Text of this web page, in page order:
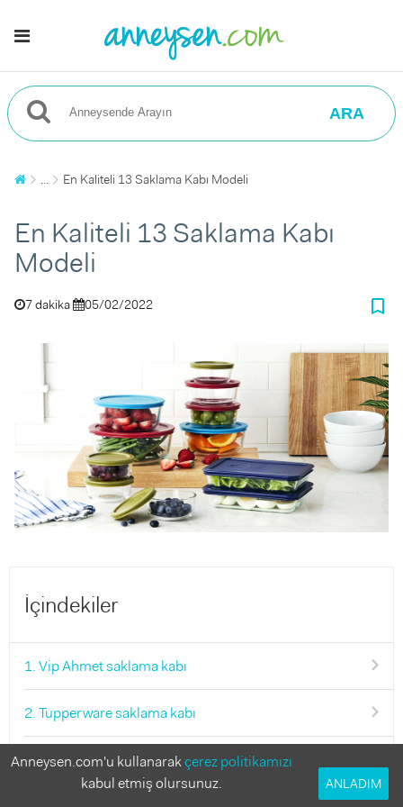
ARA
... En Kaliteli 13 Saklama Kabı Modeli
En Kaliteli 13 Saklama Kabı
Modeli
7 dakika 05/02/2022 bookmark_border
İçindekiler
1. Vip Ahmet saklama kabı
2. Tupperware saklama kabı
3. Emsan saklama kabı
Anneysen.com'u kullanarakçerez politikamızı
kabul etmiş olursunuz.
ANLADIM